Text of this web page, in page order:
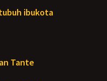
ibukota
Tante